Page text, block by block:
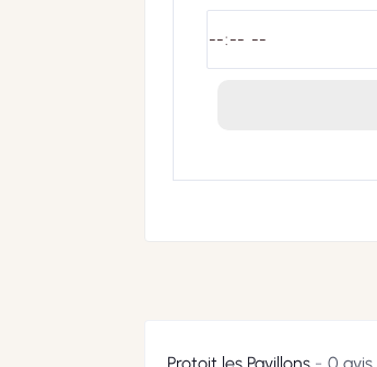
Protoit les Pavillons 0 avis